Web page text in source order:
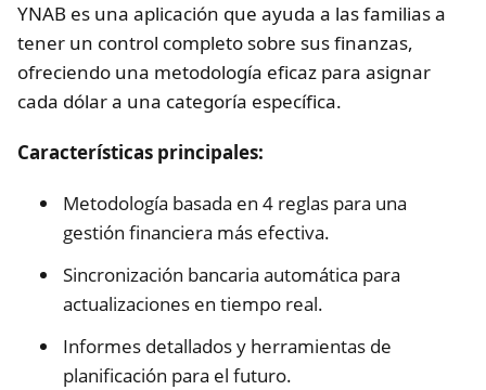
YNAB es una aplicación que ayuda a las familias a
tener un control completo sobre sus finanzas,
ofreciendo una metodología eficaz para asignar
cada dólar a una categoría específica.
Características principales:
Metodología basada en 4 reglas para una
gestión financiera más efectiva.
Sincronización bancaria automática para
actualizaciones en tiempo real.
Informes detallados y herramientas de
planificación para el futuro.